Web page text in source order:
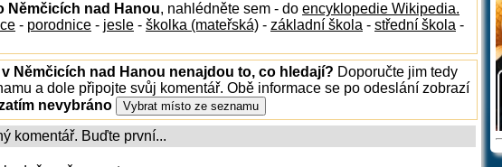
Němčicích nad Hanou, nahlédněte sem - do encyklopedie Wikipedia.
- porodnice - jesle - školka (mateřská) - základní škola - střední škola -
Němčicích nad Hanou nenajdou to, co hledají? Doporučte jim tedy
a dole připojte svůj komentář. Obě informace se po odeslání zobrazí
nevybráno
komentář. Buďte první...